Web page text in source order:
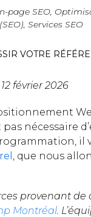
page SEO
Services SEO
VOTRE
février 2026
pas nécessaire
il
, que nous
provenant
Montréal .